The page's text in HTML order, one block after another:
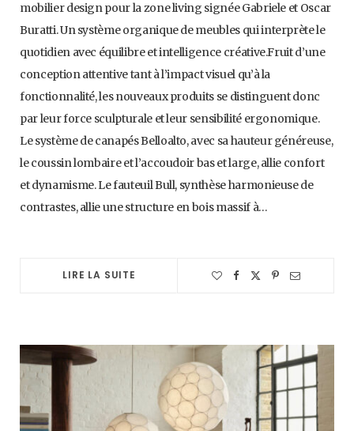
mobilier design pour la zone living signée Gabriele et Oscar
Buratti. Un système organique de meubles qui interprète le
quotidien avec équilibre et intelligence créative.Fruit d’une
conception attentive tant à l’impact visuel qu’à la
fonctionnalité, les nouveaux produits se distinguent donc
par leur force sculpturale et leur sensibilité ergonomique.
Le système de canapés Belloalto, avec sa hauteur généreuse,
le coussin lombaire et l’accoudoir bas et large, allie confort
et dynamisme. Le fauteuil Bull, synthèse harmonieuse de
contrastes, allie une structure en bois massif à…
LIRE LA SUITE